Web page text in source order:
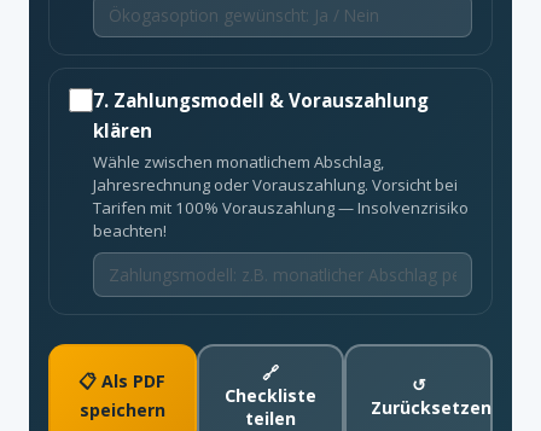
7. Zahlungsmodell & Vorauszahlung
klären
Wähle zwischen monatlichem Abschlag,
Jahresrechnung oder Vorauszahlung. Vorsicht bei
Tarifen mit 100% Vorauszahlung — Insolvenzrisiko
beachten!
📋 Als PDF
speichern
🔗
Checkliste
teilen
↺
Zurücksetzen